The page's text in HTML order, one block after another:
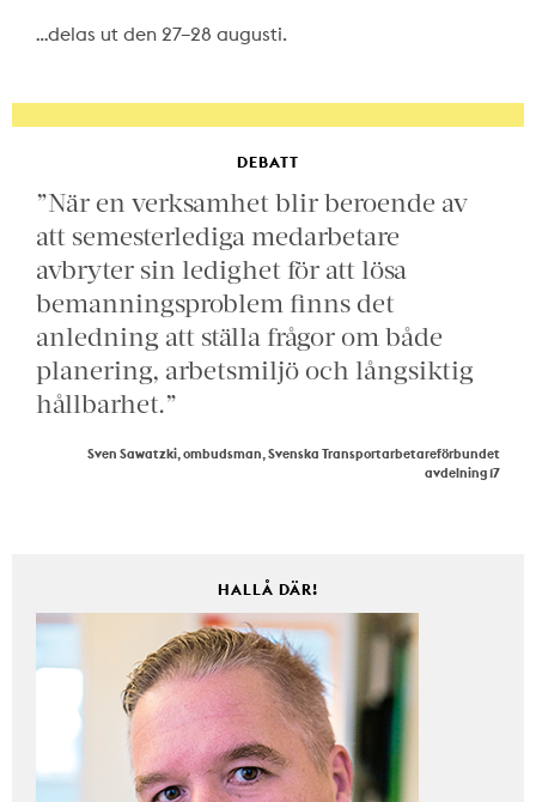
…delas ut den 27–28 augusti.
DEBATT
”När en verksamhet blir beroende av
att semesterlediga medarbetare
avbryter sin ledighet för att lösa
bemanningsproblem finns det
anledning att ställa frågor om både
planering, arbetsmiljö och långsiktig
hållbarhet.”
Sven Sawatzki, ombudsman, Svenska Transportarbetareförbundet
avdelning 17
HALLÅ DÄR!